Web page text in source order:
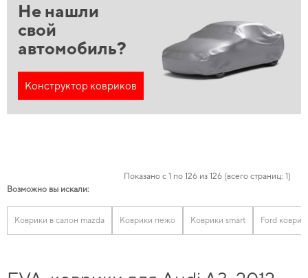
Не нашли
свой
автомобиль?
Конструктор ковриков
Показано с 1 по 126 из 126 (всего страниц: 1)
Возможно вы искали:
Коврики в салон mazda Коврики пежо Коврики smart Ford